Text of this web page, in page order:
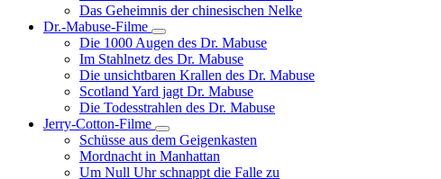
Filme
Das Geheimnis der chinesischen Nelke
Dr.-Mabuse-Filme
Unternavigation
von
Dr.-
Mabuse-
Filme
Die 1000 Augen des Dr. Mabuse
Im Stahlnetz des Dr. Mabuse
Die unsichtbaren Krallen des Dr. Mabuse
Scotland Yard jagt Dr. Mabuse
Die Todesstrahlen des Dr. Mabuse
Jerry-Cotton-Filme
Unternavigation
von
Jerry-
Cotton-
Schüsse aus dem Geigenkasten
Mordnacht in Manhattan
Um Null Uhr schnappt die Falle zu